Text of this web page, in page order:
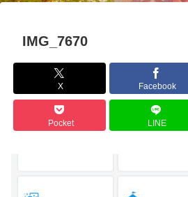
IMG_7670
X Facebook
Pocket LINE